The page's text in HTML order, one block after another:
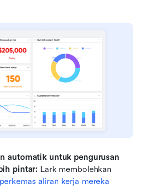
automatik untuk pengurusan
pintar: Lark membolehkan
aliran kerja mereka